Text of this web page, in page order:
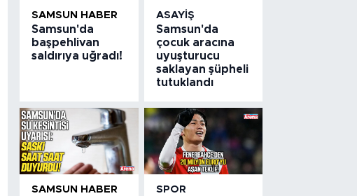
SAMSUN HABER
Samsun'da
başpehlivan
saldırıya uğradı!
ASAYIŞ
Samsun'da
çocuk aracına
uyuşturucu
saklayan şüpheli
tutuklandı
SAMSUN HABER SPOR